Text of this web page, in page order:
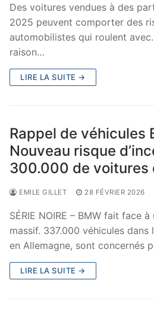
Des voitures vendues à des
2025 peuvent comporter des
automobilistes qui roulent
raison…
LIRE LA SUITE →
Rappel de véhicules
Nouveau risque
300.000 de voitures
EMILE GILLET 28 FÉVRIER 2026
SÉRIE NOIRE – BMW fait face
massif. 337.000 véhicules
en Allemagne, sont concernés
LIRE LA SUITE →